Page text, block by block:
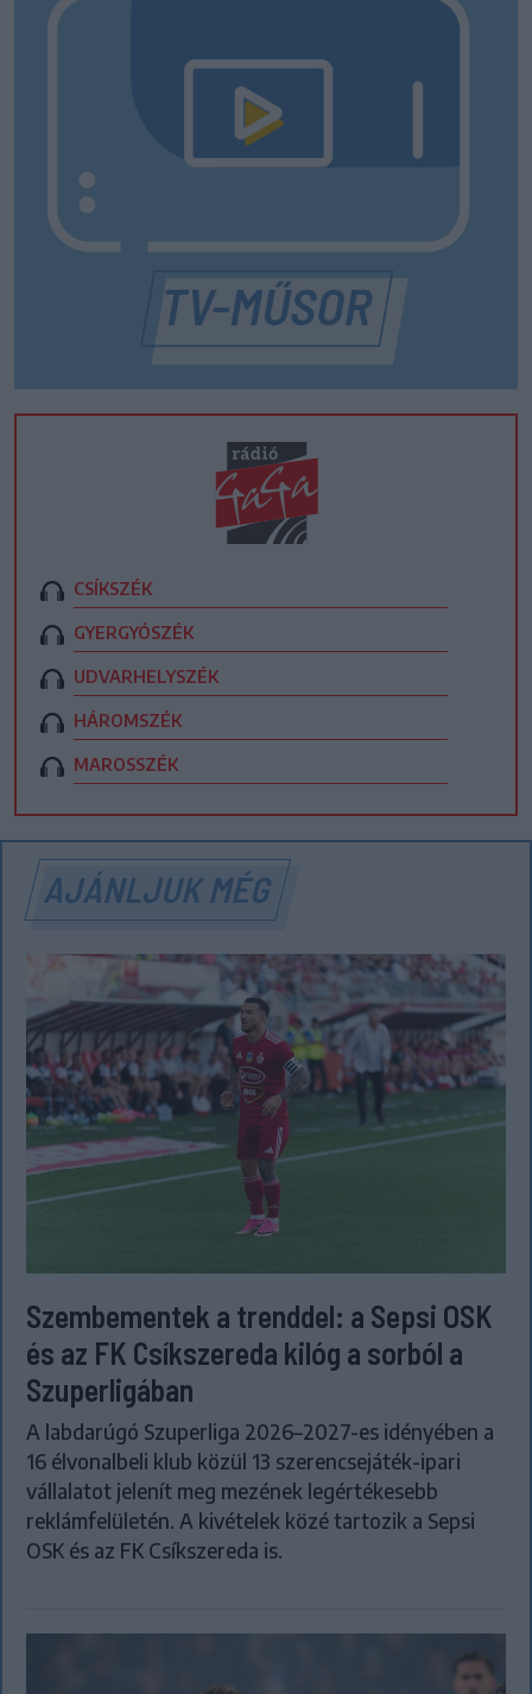
CSÍKSZÉK
GYERGYÓSZÉK
UDVARHELYSZÉK
HÁROMSZÉK
MAROSSZÉK
AJÁNLJUK MÉG
Szembementek a trenddel: a Sepsi OSK
és az FK Csíkszereda kilóg a sorból a
Szuperligában
A labdarúgó Szuperliga 2026–2027-es idényében a
16 élvonalbeli klub közül 13 szerencsejáték-ipari
vállalatot jelenít meg mezének legértékesebb
reklámfelületén. A kivételek közé tartozik a Sepsi
OSK és az FK Csíkszereda is.